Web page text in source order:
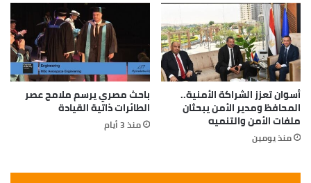
أسوان تعزز الشراكة الأمنية..
المحافظ ومدير الأمن يبحثان
ملفات الأمن والتنميه
منذ يومين
باحث مصري يرسم ملامح عصر
الطائرات ذاتية القيادة
منذ 3 أيام